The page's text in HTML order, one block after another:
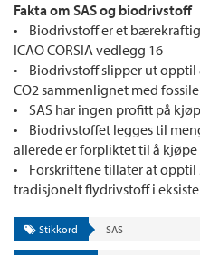
Fakta om SAS og biodrivstoff
• Biodrivstoff er et
ICAO CORSIA vedlegg 16
• Biodrivstoff slipper ut opptil
CO2 sammenlignet med
• SAS har ingen profitt på
• Biodrivstoffet legges til
allerede er forpliktet til å kjøpe
• Forskriftene tillater at opptil
tradisjonelt flydrivstoff i
Stikkord SAS